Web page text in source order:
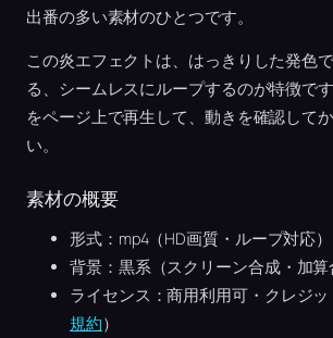
出番の多い素材のひとつです。
この炎エフェクトは、はっきりした発色
る、シームレスにループするのが特徴で
をページ上で再生して、動きを確認して
い。
素材の概要
形式：mp4（HD画質・ループ対応）
背景：黒系（スクリーン合成・加算
ライセンス：商用利用可・クレジ
規約）